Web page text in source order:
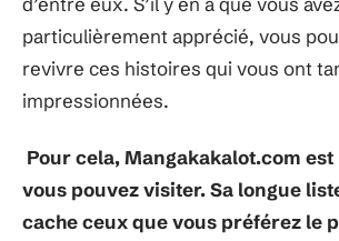
particulièrement apprécié, vous
revivre ces histoires qui vous ont
impressionnées.
Pour cela, Mangakakalot.com est
vous pouvez visiter. Sa longue
cache ceux que vous préférez le